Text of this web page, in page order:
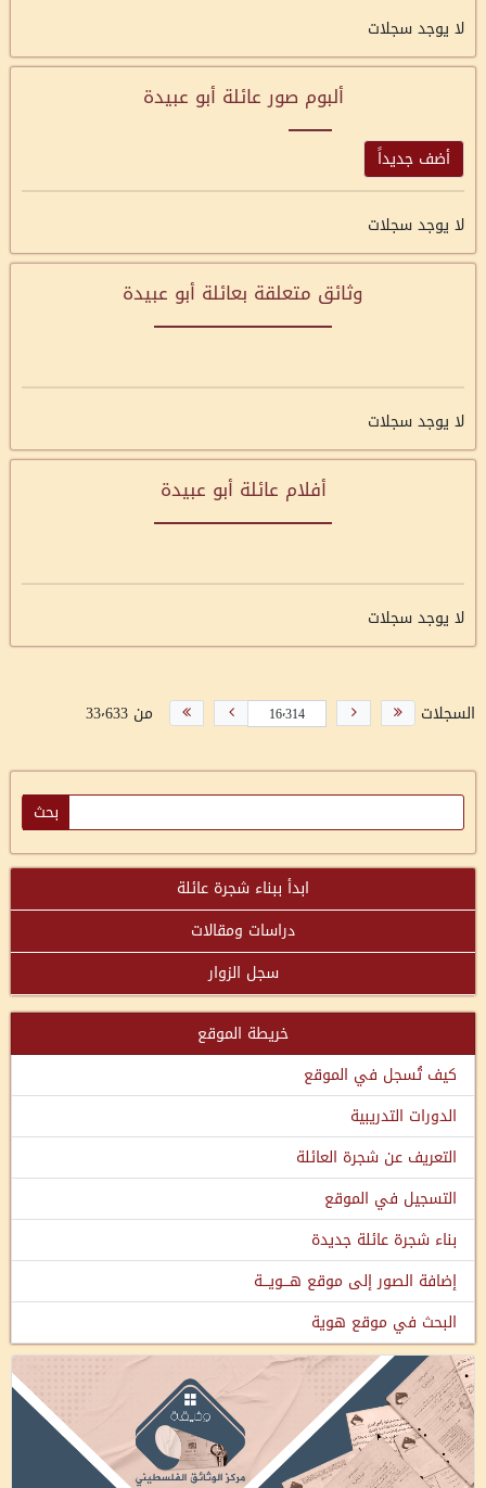
لا يوجد سجلات
ألبوم صور عائلة أبو عبيدة
أضف جديداً
لا يوجد سجلات
وثائق متعلقة بعائلة أبو عبيدة
لا يوجد سجلات
أفلام عائلة أبو عبيدة
لا يوجد سجلات
السجلات من 33٬633
ابدأ ببناء شجرة عائلة
دراسات ومقالات
سجل الزوار
خريطة الموقع
كيف تُسجل في الموقع
الدورات التدريبية
التعريف عن شجرة العائلة
التسجيل في الموقع
بناء شجرة عائلة جديدة
إضافة الصور إلى موقع هـــويـــة
البحث في موقع هوية